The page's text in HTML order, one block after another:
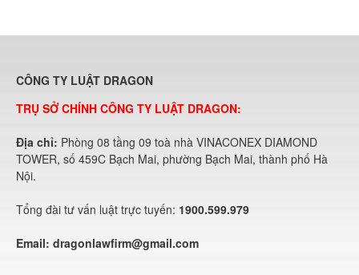
CÔNG TY LUẬT DRAGON
TRỤ SỞ CHÍNH CÔNG TY LUẬT DRAGON:
Địa chỉ: Phòng 08 tầng 09 toà nhà VINACONEX DIAMOND
TOWER, số 459C Bạch Mai, phường Bạch Mai, thành phố Hà
Nội.
Tổng đài tư vấn luật trực tuyến: 1900.599.979
Email: dragonlawfirm@gmail.com